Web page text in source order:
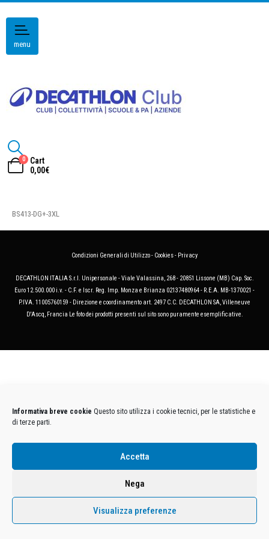
Informativa breve cookie Questo sito utilizza i cookie tecnici, per le statistiche e
di terze parti.
Accetta
Nega
Visualizza preferenze
menu
0
Cart
0,00€
BS413-DG+-3XL
Condizioni Generali di Utilizzo- Cookies- Privacy
DECATHLON ITALIA S.r.l. Unipersonale - Viale Valassina, 268 - 20851 Lissone (MB) Cap. Soc.
Euro 12.500.000 i.v. - C.F. e Iscr. Reg. Imp. Monza e Brianza 02137480964 - R.E.A. MB-1370021 -
P.IVA. 11005760159 - Direzione e coordinamento art. 2497 C.C. DECATHLON SA, Villeneuve
D'Ascq, Francia Le foto dei prodotti presenti sul sito sono puramente esemplificative.